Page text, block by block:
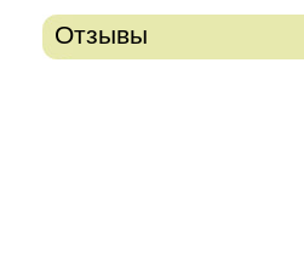
Отзывы